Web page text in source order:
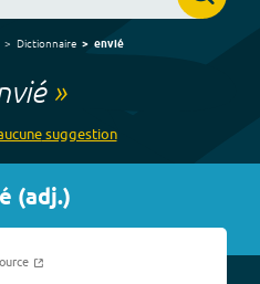
Dictionnaire envié
»
suggestion
(adj.)